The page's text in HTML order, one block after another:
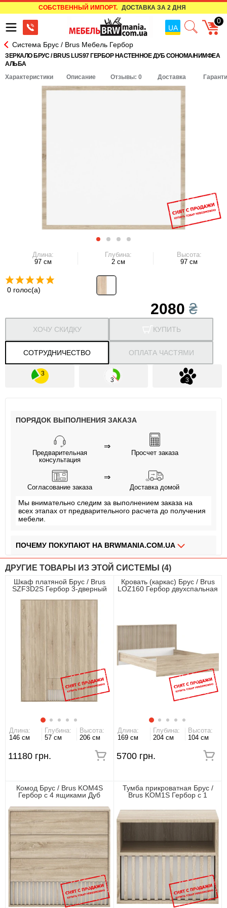
СОБСТВЕННЫЙ ИМПОРТ. ДОСТАВКА ЗА 2 ДНЯ
UA
0
Система Брус / Brus Мебель Гербор
ЗЕРКАЛО БРУС / BRUS LUS97 ГЕРБОР НАСТЕННОЕ ДУБ СОНОМА/НИМФЕА
АЛЬБА
Характеристики
Описание Отзывы: 0 Доставка
Длина:
97 см
Глубина:
2 см
Высота:
97 см
0 голос(а)
2080₴
КУПИТЬ
СОТРУДНИЧЕСТВО
ХОЧУ СКИДКУ
ОПЛАТА ЧАСТЯМИ
ПОРЯДОК ВЫПОЛНЕНИЯ ЗАКАЗА
Предварительная
консультация
⇒
Просчет заказа
Согласование заказа
⇒
Доставка домой
Мы внимательно следим за выполнением заказа на
всех этапах от предварительного расчета до получения
мебели.
ПОЧЕМУ ПОКУПАЮТ НА BRWMANIA.COM.UA
ДОСТАВКА ЗА 2 ДНЯ
ПЛАТИ АВАНС, А ОСТАЛЬНОЕ ПРИ ПОЛУЧЕНИИ
ОПЛАТА ЧАСТЯМИ БЕЗ КОМИССИИ
СБОРКА МЕБЕЛИ
99,9% ДОВОЛЬНЫХ КЛИЕНТОВ
ДРУГИЕ ТОВАРЫ ИЗ ЭТОЙ СИСТЕМЫ (4)
Шкаф платяной Брус / Brus
SZF3D2S Гербор 3-дверный
Длина:
146 см
Глубина:
57 см
Высота:
206 см
11180 грн.
Кровать (каркас) Брус / Brus
LOZ160 Гербор двухспальная
Длина:
169 см
Глубина:
204 см
Высота:
104 см
5700 грн.
Комод Брус / Brus KOM4S
Гербор с 4 ящиками Дуб
Тумба прикроватная Брус /
Brus KOM1S Гербор с 1
альба